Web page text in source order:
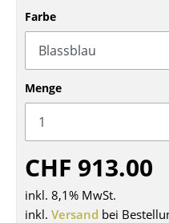
... alle Sitzmöbel
Tische
Esstische
Beistelltische
Couchtische
Schreibtische
Farbe
Menge
CHF 913.00
inkl. 8,1% MwSt.
inkl. Versand bei